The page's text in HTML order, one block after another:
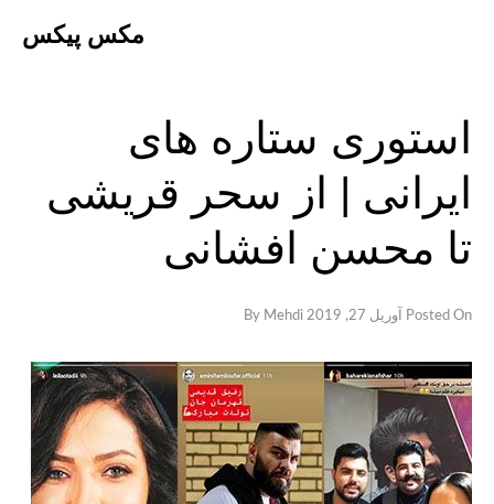
مکس پیکس
استوری ستاره های
ایرانی | از سحر قریشی
تا محسن افشانی
Posted On آوریل 27, 2019 Mehdi